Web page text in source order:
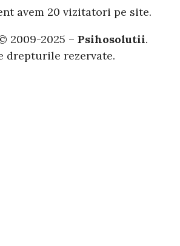
avem 20 vizitatori pe site.
2009-2025 – Psihosolutii.
drepturile rezervate.